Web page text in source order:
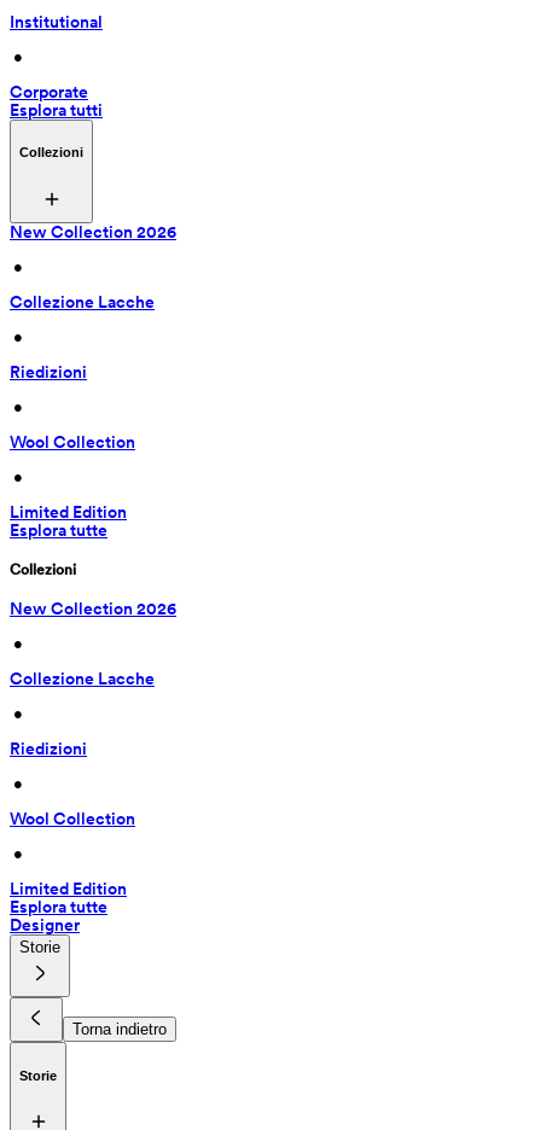
Institutional
•
Corporate
Esplora tutti
Collezioni
New Collection 2026
•
Collezione Lacche
•
Riedizioni
•
Wool Collection
•
Limited Edition
Esplora tutte
Collezioni
New Collection 2026
•
Collezione Lacche
•
Riedizioni
•
Wool Collection
•
Limited Edition
Esplora tutte
Designer
Storie
Torna indietro
Storie